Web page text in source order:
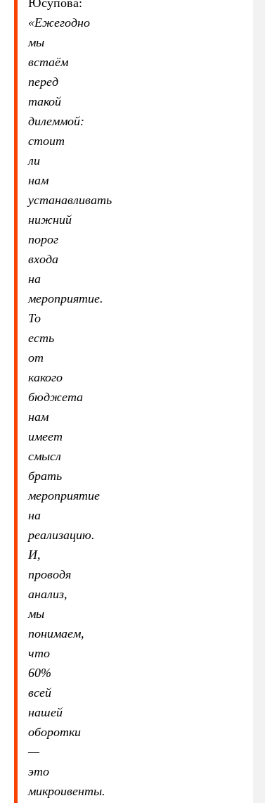
Юсупова:
«Ежегодно
мы
встаём
перед
такой
дилеммой:
стоит
ли
нам
устанавливать
нижний
порог
входа
на
мероприятие.
То
есть
от
какого
бюджета
нам
имеет
смысл
брать
мероприятие
на
реализацию.
И,
проводя
анализ,
мы
понимаем,
что
60%
всей
нашей
оборотки
—
это
микроивенты.